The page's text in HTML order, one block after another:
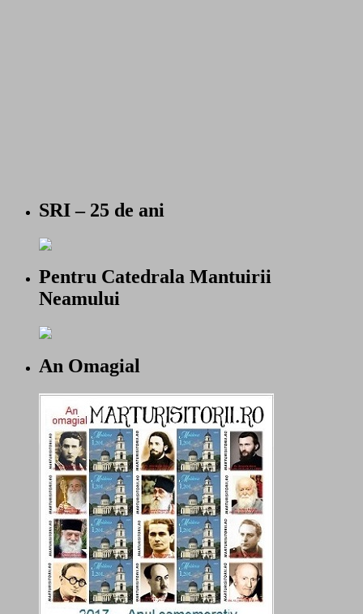
SRI – 25 de ani
Pentru Catedrala Mantuirii
Neamului
An Omagial